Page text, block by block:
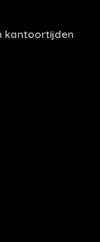
kantoortijden